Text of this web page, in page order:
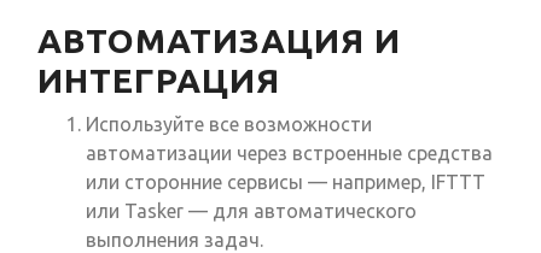
АВТОМАТИЗАЦИЯ И
ИНТЕГРАЦИЯ
Используйте все возможности
автоматизации через встроенные средства
или сторонние сервисы — например, IFTTT
или Tasker — для автоматического
выполнения задач.